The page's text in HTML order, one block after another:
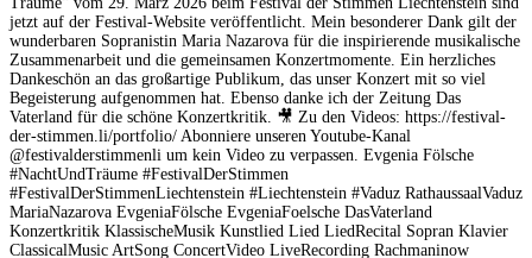
jetzt auf der Festival-Website veröffentlicht. Mein besonderer Dank gilt der
wunderbaren Sopranistin Maria Nazarova für die inspirierende musikalische
Zusammenarbeit und die gemeinsamen Konzertmomente. Ein herzliches
Dankeschön an das großartige Publikum, das unser Konzert mit so viel
Begeisterung aufgenommen hat. Ebenso danke ich der Zeitung Das
Vaterland für die schöne Konzertkritik. 🎥 Zu den Videos: https://festival-
der-stimmen.li/portfolio/ Abonniere unseren Youtube-Kanal
@festivalderstimmenli um kein Video zu verpassen. Evgenia Fölsche
#NachtUndTräume #FestivalDerStimmen
#FestivalDerStimmenLiechtenstein #Liechtenstein #Vaduz RathaussaalVaduz
MariaNazarova EvgeniaFölsche EvgeniaFoelsche DasVaterland
Konzertkritik KlassischeMusik Kunstlied Lied LiedRecital Sopran Klavier
ClassicalMusic ArtSong ConcertVideo LiveRecording Rachmaninow